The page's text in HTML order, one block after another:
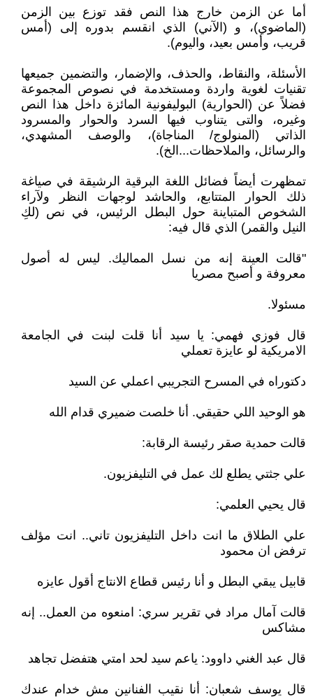
أما عن الزمن خارج هذا النص فقد توزع بين الزمن
(الماضوي)، و (الآني) الذي انقسم بدوره إلى (أمس
قريب، وأمس بعيد، واليوم).
الأسئلة، والنقاط، والحذف، والإضمار، والتضمين جميعها
تقنيات لغوية واردة ومستخدمة في نصوص المجموعة
فضلاً عن (الحوارية) البوليفونية المائزة داخل هذا النص
وغيره، والتى يتناوب فيها السرد والحوار والمسرود
الذاتي (المنولوج/ المناجاة)، والوصف المشهدي،
والرسائل، والملاحظات...الخ).
تمظهرت أيضاً فضائل اللغة البرقية الرشيقة في صياغة
ذلك الحوار المتتابع، والحاشد لوجهات النظر ولآراء
الشخوص المتباينة حول البطل الرئيس، في نص (لكِ
النيل والقمر) الذي قال فيه:
"قالت العينة إنه من نسل المماليك. ليس له أصول
معروفة و أصبح مصريا
مسئولا.
قال فوزي فهمي: يا سيد أنا قلت لبنت في الجامعة
الامريكية لو عايزة تعملي
دكتوراه في المسرح التجريبي اعملي عن السيد
هو الوحيد اللي حقيقي. أنا خلصت ضميري قدام الله
قالت حمدية صقر رئيسة الرقابة:
علي جثتي يطلع لك عمل في التليفزيون.
قال يحيي العلمي:
علي الطلاق ما انت داخل التليفزيون تاني.. انت مؤلف
ترفض ان محمود
قابيل يبقي البطل و أنا رئيس قطاع الانتاج أقول عايزه
قالت آمال مراد في تقرير سري: امنعوه من العمل.. إنه
مشاكس
قال عبد الغني داوود: ياعم سيد لحد امتي هتفضل تجاهد
قال يوسف شعبان: أنا نقيب الفنانين مش خدام عندك